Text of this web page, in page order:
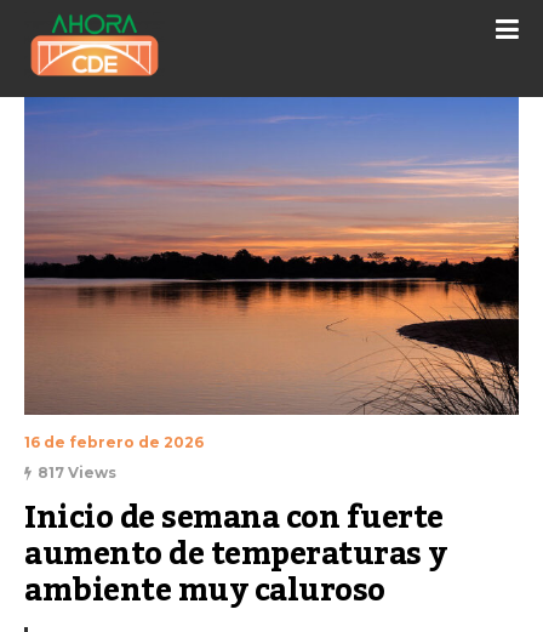
16 de febrero de 2026
817 Views
Inicio de semana con fuerte
aumento de temperaturas y
ambiente muy caluroso